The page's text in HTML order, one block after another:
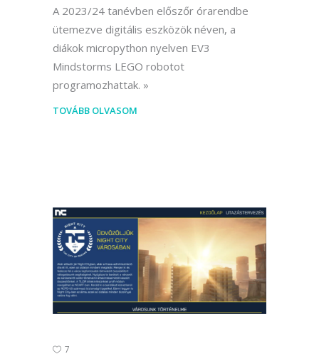
A 2023/24 tanévben előszőr órarendbe
ütemezve digitális eszközök néven, a
diákok micropython nyelven EV3
Mindstorms LEGO robotot
programozhattak.
TOVÁBB OLVASOM
7